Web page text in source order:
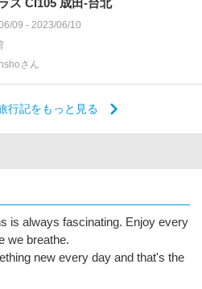
ス CI105 成田-台北
09 - 2023/06/10
さん
行記をもっと見る
is always fascinating. Enjoy every
we breathe.
new every day and that's the